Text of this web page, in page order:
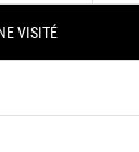
VISITÉ